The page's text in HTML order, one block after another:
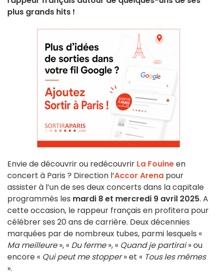
plus grands hits !
Envie de découvrir ou redécouvrir La Fouineen
concert à Paris ? Direction l’Accor Arena pour
assister à l’un de ses deux concerts dans la capitale
programmés les mardi 8 et mercredi 9 avril 2025. A
cette occasion, le rappeur français en profitera pour
célébrer ses 20 ans de carrière. Deux décennies
marquées par de nombreux tubes, parmi lesquels «
Ma meilleure», « Du ferme», « Quand je partirai» ou
encore « Qui peut me stopper» et « Tous les mêmes
».